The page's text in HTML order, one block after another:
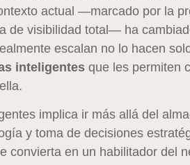
actual —marcado por la
de visibilidad total— ha
escalan no lo hacen
inteligentes que les permiten
implica ir más allá del
y toma de decisiones
convierta en un habilitador del